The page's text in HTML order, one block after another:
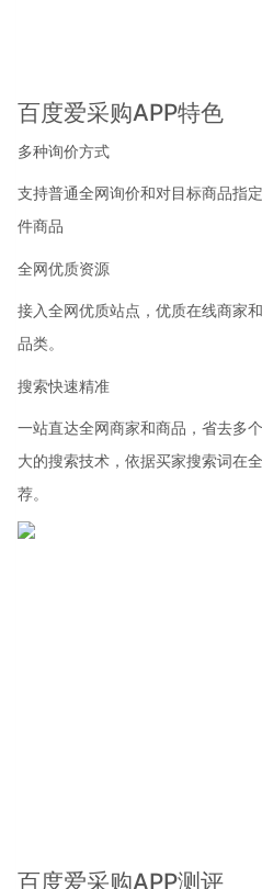
百度爱采购APP特色
多种询价方式
支持普通全网询价和对目标商品指
件商品
全网优质资源
接入全网优质站点，优质在线商家
品类。
搜索快速精准
一站直达全网商家和商品，省去多
大的搜索技术，依据买家搜索词在
荐。
百度爱采购APP测评